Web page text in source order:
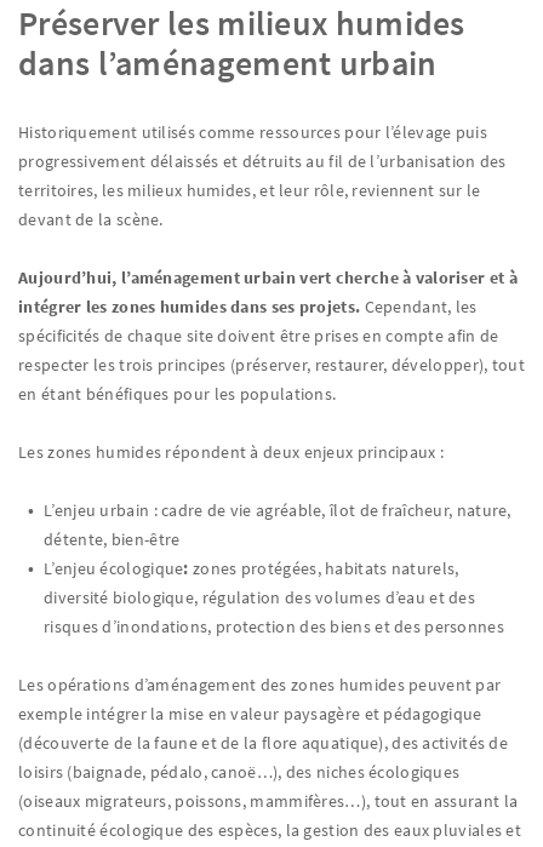
Préserver les milieux humides
dans l’aménagement urbain
Historiquement utilisés comme ressources pour l’élevage puis
progressivement délaissés et détruits au fil de l’urbanisation des
territoires, les milieux humides, et leur rôle, reviennent sur le
devant de la scène.
Aujourd’hui, l’aménagement urbain vert cherche à valoriser et à
intégrer les zones humides dans ses projets. Cependant, les
spécificités de chaque site doivent être prises en compte afin de
respecter les trois principes (préserver, restaurer, développer), tout
en étant bénéfiques pour les populations.
Les zones humides répondent à deux enjeux principaux :
L’enjeu urbain : cadre de vie agréable, îlot de fraîcheur, nature,
détente, bien-être
L’enjeu écologique: zones protégées, habitats naturels,
diversité biologique, régulation des volumes d’eau et des
risques d’inondations, protection des biens et des personnes
Les opérations d’aménagement des zones humides peuvent par
exemple intégrer la mise en valeur paysagère et pédagogique
(découverte de la faune et de la flore aquatique), des activités de
loisirs (baignade, pédalo, canoë…), des niches écologiques
(oiseaux migrateurs, poissons, mammifères…), tout en assurant la
continuité écologique des espèces, la gestion des eaux pluviales et